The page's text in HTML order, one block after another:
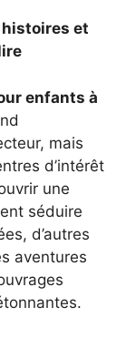
et
enfants à
mais
d’intérêt
une
séduire
d’autres
aventures